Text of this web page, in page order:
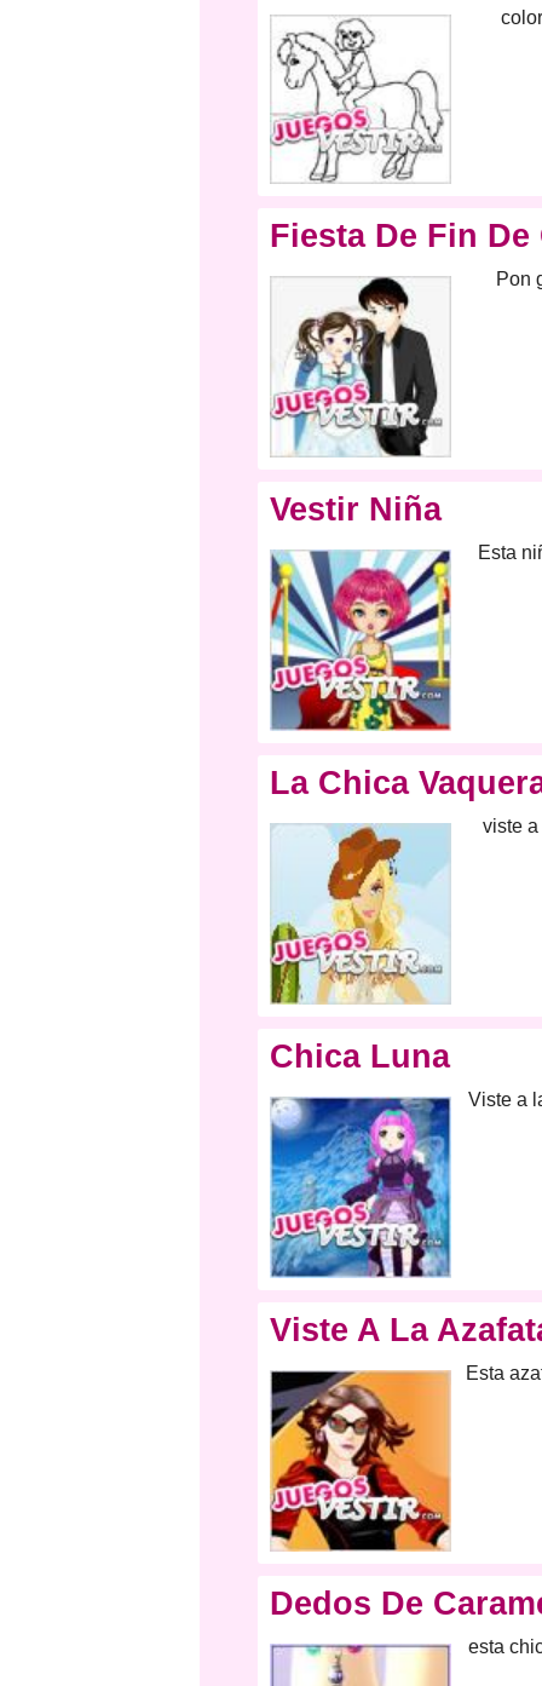
Fiesta De Fin
Pon
Vestir Niña
Esta
La Chica
viste
Chica Luna
Viste a
Viste A La
Esta
Dedos De
esta